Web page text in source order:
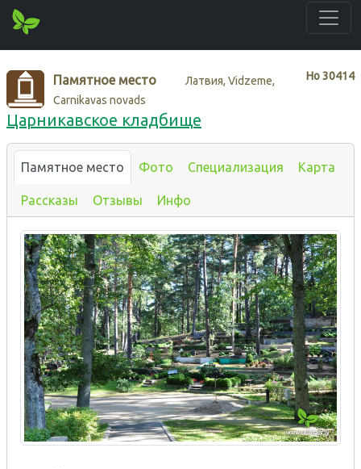
Нo30414
Памятное место
Латвия, Vidzeme,
Carnikavas novads
Царникавское кладбище
Памятное место Фото Специализация Карта
Рассказы Отзывы Инфо